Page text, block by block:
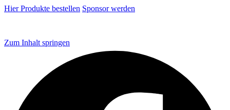
Hier Produkte bestellen Sponsor werden
Zum Inhalt springen